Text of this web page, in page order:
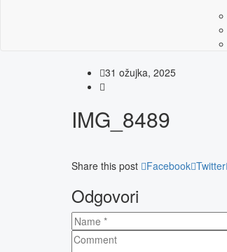
31 ožujka, 2025
IMG_8489
Share this post Facebook Twitter
Odgovori